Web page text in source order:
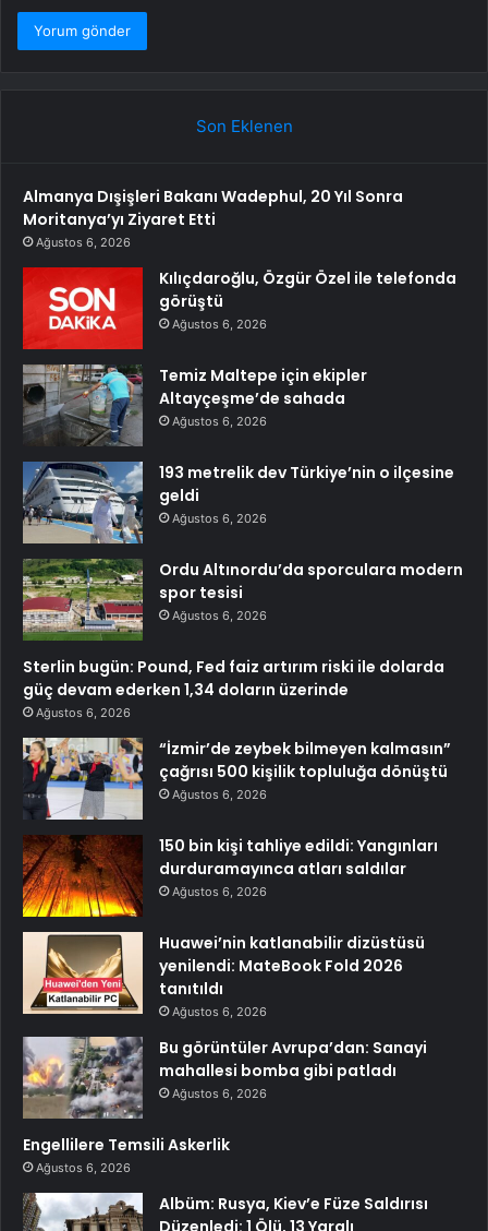
Son Eklenen
Almanya Dışişleri Bakanı Wadephul, 20 Yıl Sonra
Moritanya’yı Ziyaret Etti
Ağustos 6, 2026
Kılıçdaroğlu, Özgür Özel ile telefonda
görüştü
Ağustos 6, 2026
Temiz Maltepe için ekipler
Altayçeşme’de sahada
Ağustos 6, 2026
193 metrelik dev Türkiye’nin o ilçesine
geldi
Ağustos 6, 2026
Ordu Altınordu’da sporculara modern
spor tesisi
Ağustos 6, 2026
Sterlin bugün: Pound, Fed faiz artırım riski ile dolarda
güç devam ederken 1,34 doların üzerinde
Ağustos 6, 2026
“İzmir’de zeybek bilmeyen kalmasın”
çağrısı 500 kişilik topluluğa dönüştü
Ağustos 6, 2026
150 bin kişi tahliye edildi: Yangınları
durduramayınca atları saldılar
Ağustos 6, 2026
Huawei’nin katlanabilir dizüstüsü
yenilendi: MateBook Fold 2026
tanıtıldı
Ağustos 6, 2026
Bu görüntüler Avrupa’dan: Sanayi
mahallesi bomba gibi patladı
Ağustos 6, 2026
Engellilere Temsili Askerlik
Ağustos 6, 2026
Albüm: Rusya, Kiev’e Füze Saldırısı
Düzenledi: 1 Ölü, 13 Yaralı